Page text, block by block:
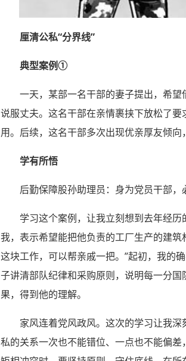
厘清公私“分界线”
典型案例①
一天，某部一名干部的妻子提出，希
说服丈夫。这名干部在亲情裹挟下放松了
用。后续，这名干部多次出现优亲厚友倾
学有所悟
后勤保障股孙助理员：身为党员干部，
学习这个案例，让我立刻想到去年经
我，表示希望能把他负责的工厂生产的建
这块工作，可以帮亲戚一把。”起初，我的
子讲清部队纪律和采购原则，说明每一分
果，得到他的理解。
家风连着党风政风。这次的学习让我
私的关系一次也不能错位、一点也不能偏